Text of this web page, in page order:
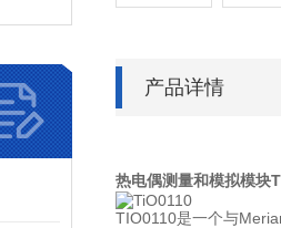
产品详情
热电偶测量和模拟模块
TIO0110是一个与